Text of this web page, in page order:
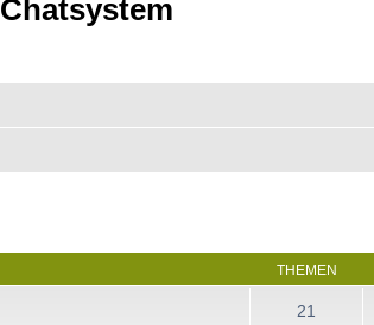
Chatsystem
THEMEN
21